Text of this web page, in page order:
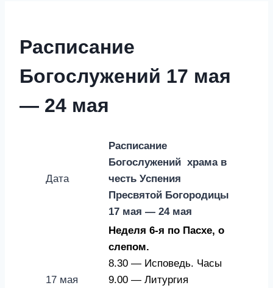
Расписание
Богослужений 17 мая
— 24 мая
Дата
Расписание
Богослужений храма в
честь Успения
Пресвятой Богородицы
17 мая — 24 мая
17 мая
Неделя 6-я по Пасхе, о
слепом.
8.30 — Исповедь. Часы
9.00 — Литургия